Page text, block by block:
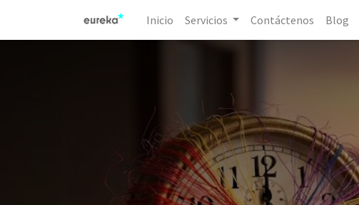
Inicio Servicios Contáctenos Blog